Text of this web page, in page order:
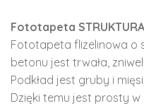
Fototapeta
Fototapeta flizelinowa o
betonu jest trwała,
Podkład jest gruby i
Dzięki temu jest prosty w